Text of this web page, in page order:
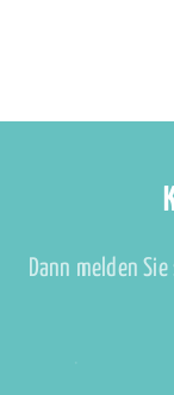
Dann melden